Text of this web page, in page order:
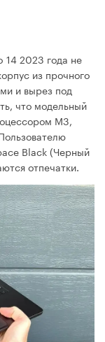
14 2023 года не
из прочного
и вырез под
что модельный
М3,
Black (Черный
отпечатки.